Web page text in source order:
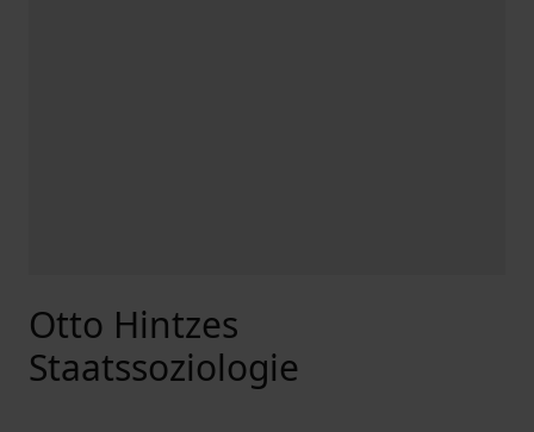
Otto Hintzes
Staatssoziologie